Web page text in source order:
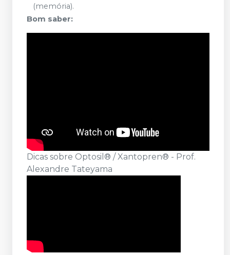
(memória).
Bom saber:
Dicas sobre Optosil® / Xantopren® - Prof.
Alexandre Tateyama